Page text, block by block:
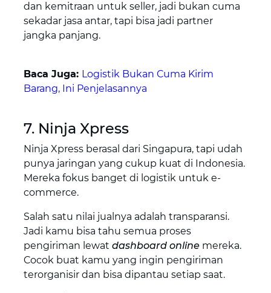
dan kemitraan untuk seller, jadi bukan cuma
sekadar jasa antar, tapi bisa jadi partner
jangka panjang.
Baca Juga: Logistik Bukan Cuma Kirim
Barang, Ini Penjelasannya
7. Ninja Xpress
Ninja Xpress berasal dari Singapura, tapi udah
punya jaringan yang cukup kuat di Indonesia.
Mereka fokus banget di logistik untuk e-
commerce.
Salah satu nilai jualnya adalah transparansi.
Jadi kamu bisa tahu semua proses
pengiriman lewat dashboard onlinemereka.
Cocok buat kamu yang ingin pengiriman
terorganisir dan bisa dipantau setiap saat.